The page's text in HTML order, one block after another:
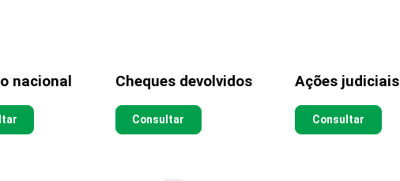
nacional Cheques devolvidos
Consultar
Ações judiciais
Consultar